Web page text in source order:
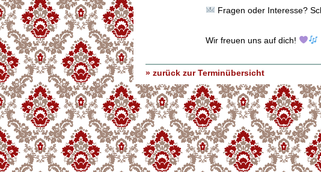
Fragen oder Interesse?
Wir freuen uns auf dich!
» zurück zur Terminübersicht